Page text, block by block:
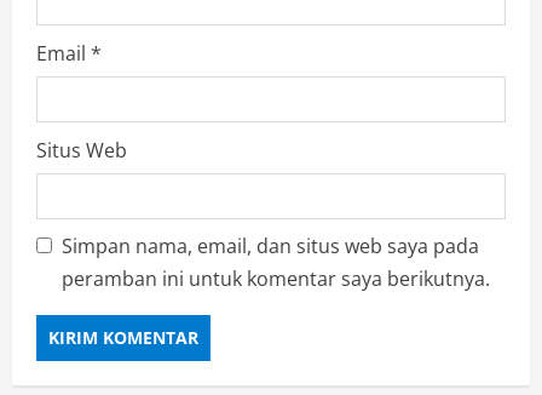
Email *
Situs Web
Simpan nama, email, dan situs web saya pada
peramban ini untuk komentar saya berikutnya.